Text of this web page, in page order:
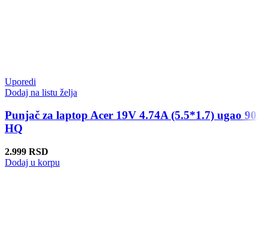
Uporedi
Dodaj na listu želja
Punjač za laptop Acer 19V 4.74A (5.5*1.7) ugao 90
HQ
2.999 RSD
Dodaj u korpu